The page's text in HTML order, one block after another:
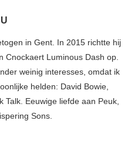
in Gent. In 2015 richtte hij
Cnockaert Luminous Dash op.
weinig interesses, omdat ik
helden: David Bowie,
Talk. Eeuwige liefde aan Peuk,
Sons.